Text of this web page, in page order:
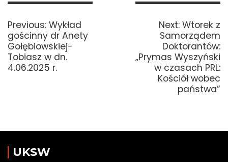
Nawigacja
Previous: Previous
post:
Wykład
gościnny dr Anety
Gołębiowskiej-
Tobiasz w dn.
4.06.2025 r.
Next: Next
post:
Wtorek z
Samorządem
Doktorantów:
„Prymas Wyszyński
w czasach PRL:
Kościół wobec
państwa”
UKSW